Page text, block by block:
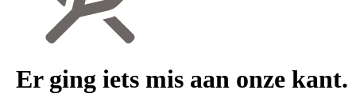
Er ging iets mis aan onze kant.